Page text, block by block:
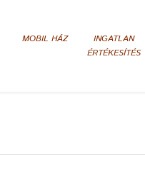
MOBIL HÁZ
INGATLAN
ÉRTÉKESÍTÉS